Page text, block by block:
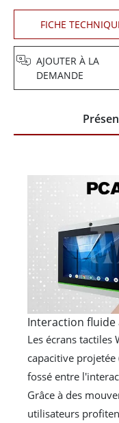
FICHE
AJOUTER À LA
DEMANDE
Interaction fluide
Les écrans tactiles
capacitive
fossé entre
Grâce à des
utilisateurs